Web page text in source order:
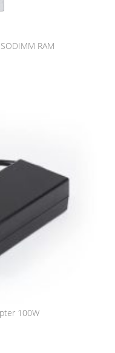
RAM
100W